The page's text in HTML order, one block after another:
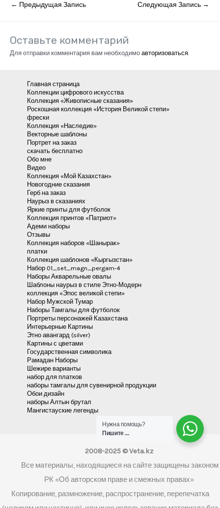
НавигацияПредыдущая Запись
Оставьте комментарий
Для отправки комментария вам необходимо
Главная страница
Коллекции цифрового искусства
Коллекция «Живописные сказания»
Роскошная коллекция «История Великой степи»
фрески
Коллекция «Наследие»
Векторные шаблоны
Портрет на заказ
скачать бесплатно
Обо мне
Видео
Коллекция «Мой Казахстан»
Новогодние сказания
Герб на заказ
Наурыз в сказаниях
Яркие принты для футболок
Коллекция принтов «Патриот»
Адеми наборы
Отзывы
Коллекция наборов «Шанырак»
платки
Коллекция шаблонов «Кыргызстан»
Набор 01_set_magn_pergam-4
Наборы Акварельные овалы
Шаблоны наурыз в стиле Этно-Модерн
коллекция «Эпос великой степи»
Набор Мужской Тумар
Наборы Тамгалы для футболок
Портреты персонажей Казахстана
Этно авангард (silver)
Государственная символика
Шежире варианты
наборы тамгалы для сувенирной продукции
Нужна помощь?
Пишите ...